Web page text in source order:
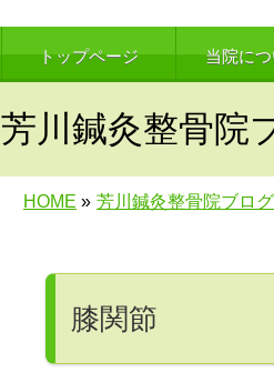
トップページ 当院に
芳川鍼灸整骨院
HOME » 芳川鍼灸整骨院ブログ
膝関節